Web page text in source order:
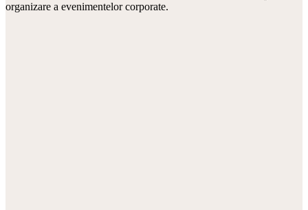
organizare a evenimentelor corporate.